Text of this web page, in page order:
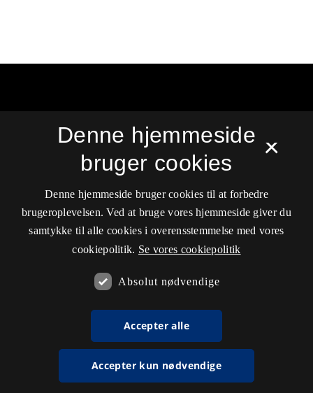
Tidsskrift for Forskning i Sygdom og Samfund
ISSN 1904-7975 (Online)
×
Denne hjemmeside
bruger cookies
Denne hjemmeside bruger cookies til at forbedre
brugeroplevelsen. Ved at bruge vores hjemmeside giver du
samtykke til alle cookies i overensstemmelse med vores
cookiepolitik. Se vores cookiepolitik
Absolut nødvendige
Accepter alle
Accepter kun nødvendige